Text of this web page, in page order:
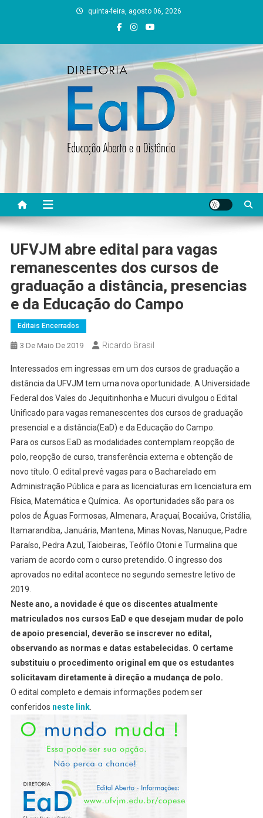
quinta-feira, agosto 06, 2026
DEAD UFVJM
UFVJM abre edital para vagas
remanescentes dos cursos de
graduação a distância, presencias
e da Educação do Campo
Editais Encerrados
3 De Maio De 2019 Ricardo Brasil
Interessados em ingressas em um dos cursos de graduação a
distância da UFVJM tem uma nova oportunidade. A Universidade
Federal dos Vales do Jequitinhonha e Mucuri divulgou o Edital
Unificado para vagas remanescentes dos cursos de graduação
presencial e a distância(EaD) e da Educação do Campo.
Para os cursos EaD as modalidades contemplam reopção de
polo, reopção de curso, transferência externa e obtenção de
novo título. O edital prevê vagas para o Bacharelado em
Administração Pública e para as licenciaturas em licenciatura em
Física, Matemática e Química. As oportunidades são para os
polos de Águas Formosas, Almenara, Araçuaí, Bocaiúva, Cristália,
Itamarandiba, Januária, Mantena, Minas Novas, Nanuque, Padre
Paraíso, Pedra Azul, Taiobeiras, Teófilo Otoni e Turmalina que
variam de acordo com o curso pretendido. O ingresso dos
aprovados no edital acontece no segundo semestre letivo de
2019.
Neste ano, a novidade é que os discentes atualmente
matriculados nos cursos EaD e que desejam mudar de polo
de apoio presencial, deverão se inscrever no edital,
observando as normas e datas estabelecidas. O certame
substituiu o procedimento original em que os estudantes
solicitavam diretamente à direção a mudança de polo.
O edital completo e demais informações podem ser
conferidos neste link.